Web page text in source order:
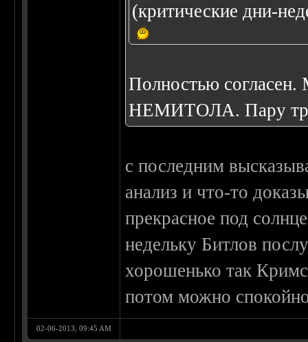
(критические дни-
Полностью согласен.
НЕМИТОЛА. Пару
с последним
анализ и что-то
прекрасное под
недельку Битлов
хорошенько так
потом можно
02-06-2013, 09:45 AM